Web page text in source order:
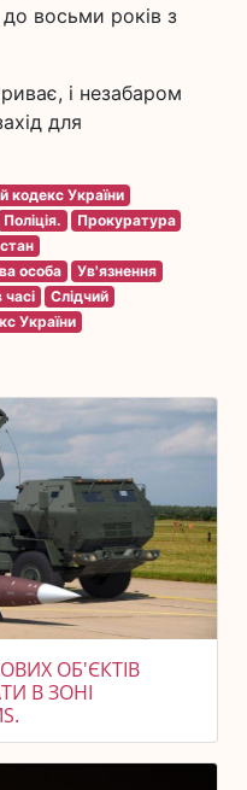
до восьми років з
і незабаром
для
кодекс України
Поліція.
Прокуратура
особа
Ув'язнення
Слідчий
України
ОБ'ЄКТІВ
В ЗОНІ